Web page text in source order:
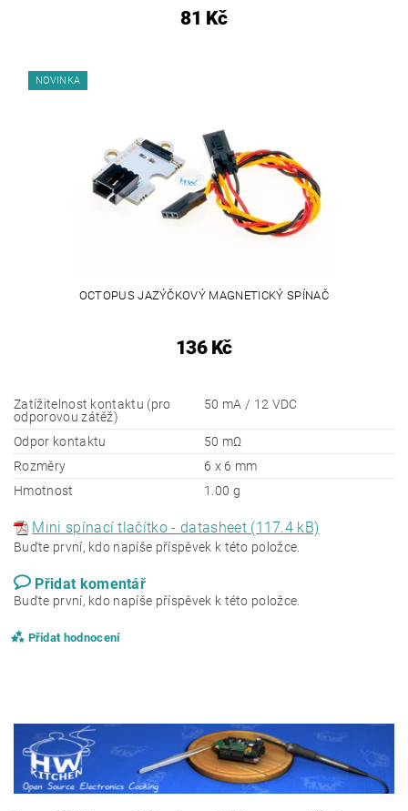
81 Kč
NOVINKA
OCTOPUS JAZÝČKOVÝ MAGNETICKÝ SPÍNAČ
136 Kč
Zatížitelnost kontaktu (pro
odporovou zátěž)
50 mA / 12 VDC
Odpor kontaktu
50 mΩ
Rozměry
6 x 6 mm
Hmotnost
1.00 g
Mini spínací tlačítko - datasheet (117.4 kB)
Buďte první, kdo napíše příspěvek k této položce.
Přidat komentář
Buďte první, kdo napíše příspěvek k této položce.
Přidat hodnocení